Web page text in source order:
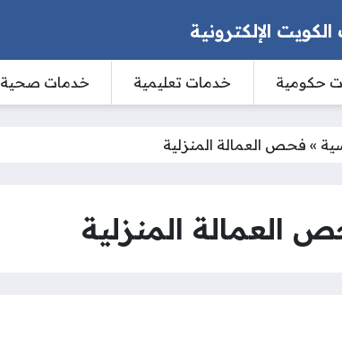
الإلكترونية
حكومية خدمات تعليمية خدمات صحية
» فحص العمالة المنزلية
العمالة المنزلية